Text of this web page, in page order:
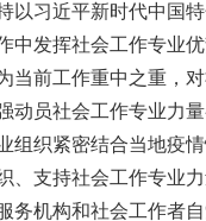
以习近平新时代中国
中发挥社会工作专业
当前工作重中之重，
动员社会工作专业力
组织紧密结合当地疫
、支持社会工作专业
务机构和社会工作者